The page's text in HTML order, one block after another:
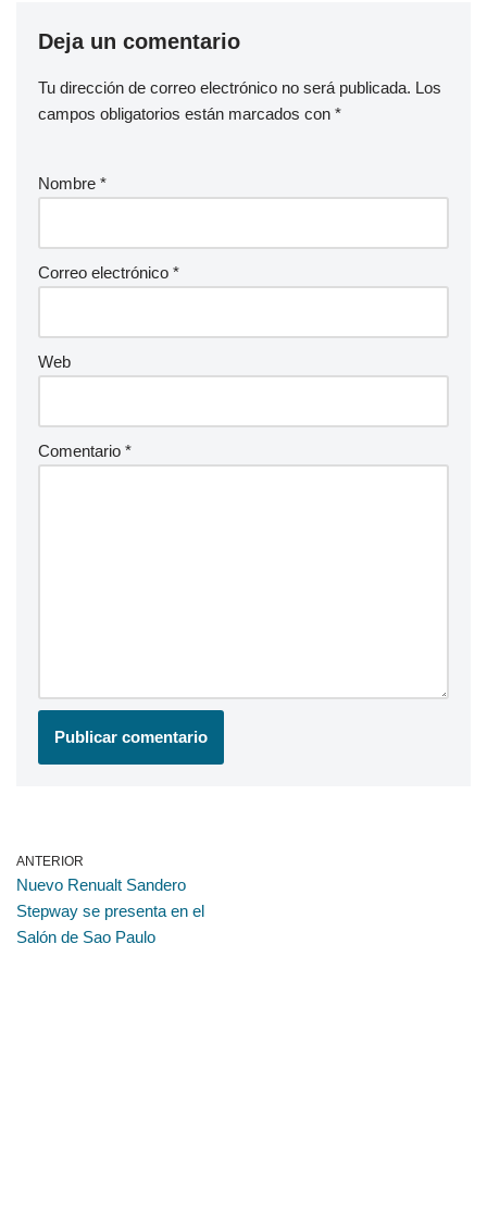
Deja un comentario
Tu dirección de correo electrónico no será publicada. Los
campos obligatorios están marcados con *
Nombre *
Correo electrónico *
Web
Comentario *
ANTERIOR
Nuevo Renualt Sandero
Stepway se presenta en el
Salón de Sao Paulo